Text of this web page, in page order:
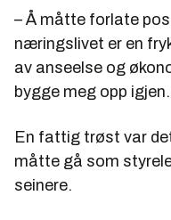
– Å måtte forlate
næringslivet er en
av anseelse og
bygge meg opp igjen.
En fattig trøst var
måtte gå som
seinere.